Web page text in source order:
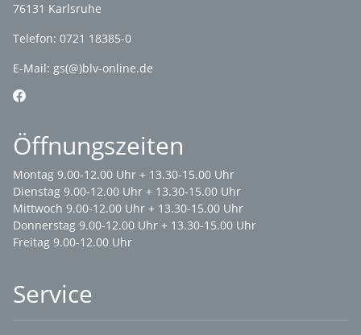
76131 Karlsruhe
Telefon: 0721 18385-0
E-Mail: gs(@)blv-online.de
Öffnungszeiten
Montag 9.00-12.00 Uhr + 13.30-15.00 Uhr
Dienstag 9.00-12.00 Uhr + 13.30-15.00 Uhr
Mittwoch 9.00-12.00 Uhr + 13.30-15.00 Uhr
Donnerstag 9.00-12.00 Uhr + 13.30-15.00 Uhr
Freitag 9.00-12.00 Uhr
Service